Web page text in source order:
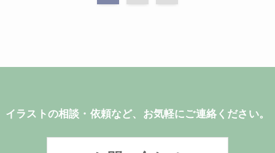
イラストの相談・依頼など、お気軽にご連絡ください。